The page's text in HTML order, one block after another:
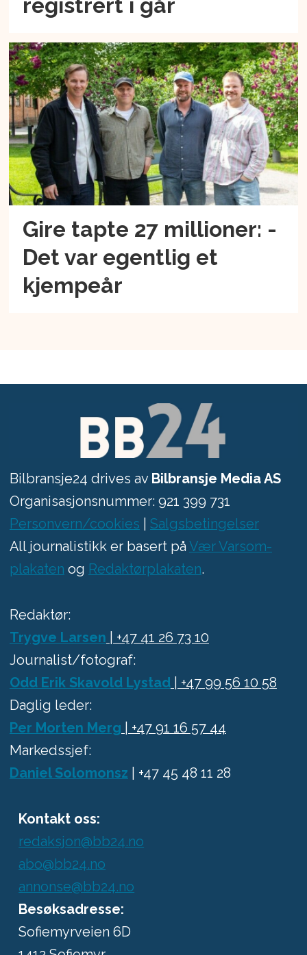
registrert i går
Gire tapte 27 millioner: -
Det var egentlig et
kjempeår
Bilbransje24 drives av Bilbransje Media AS
Organisasjonsnummer: 921 399 731
Personvern/cookies
Salgsbetingelser
All journalistikk er basert på Vær Varsom-
plakaten og Redaktørplakaten.
Redaktør:
Trygve Larsen | +47 41 26 73 10
Journalist/fotograf:
Odd Erik Skavold Lystad| +47 99 56 10 58
Daglig leder:
Per Morten Merg | +47 91 16 57 44
Markedssjef:
Daniel Solomonsz | +47 45 48 11 28
Kontakt oss:
redaksjon@bb24.no
abo@bb24.no
annonse@bb24.no
Besøksadresse:
Sofiemyrveien 6D